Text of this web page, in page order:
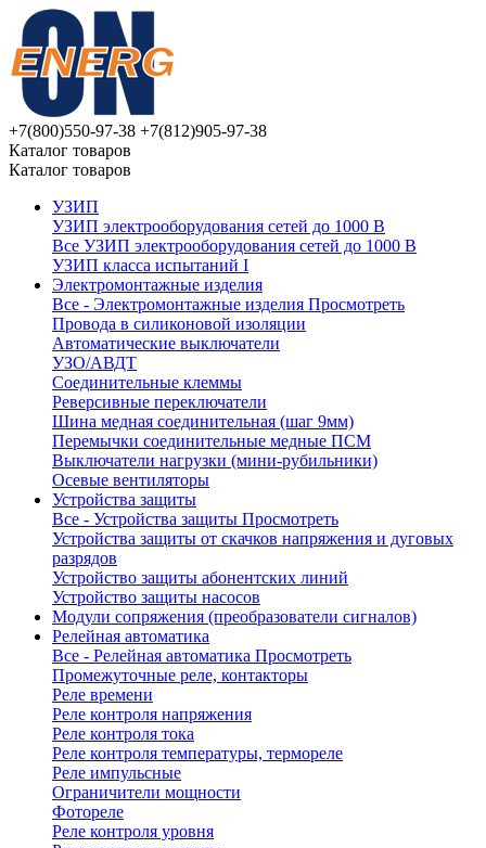
+7(800)550-97-38 +7(812)905-97-38
Каталог товаров
Каталог товаров
УЗИП
УЗИП электрооборудования сетей до 1000 В
Все УЗИП электрооборудования сетей до 1000 В
УЗИП клaссa испытаний I
Электромонтажные изделия
Все - Электромонтажные изделия Просмотреть
Провода в силиконовой изоляции
Автоматические выключатели
УЗО/АВДТ
Соединительные клеммы
Реверсивные переключатели
Шина медная соединительная (шаг 9мм)
Перемычки соединительные медные ПСМ
Выключатели нагрузки (мини-рубильники)
Осевые вентиляторы
Устройства защиты
Все - Устройства защиты Просмотреть
Устройства защиты от скачков напряжения и дуговых
разрядов
Устройство защиты абонентских линий
Устройство защиты насосов
Модули сопряжения (преобразователи сигналов)
Релейная автоматика
Все - Релейная автоматика Просмотреть
Промежуточные реле, контакторы
Реле времени
Реле контроля напряжения
Реле контроля тока
Реле контроля температуры, термореле
Реле импульсные
Ограничители мощности
Фотореле
Реле контроля уровня